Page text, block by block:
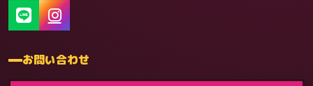
お問い合わせ